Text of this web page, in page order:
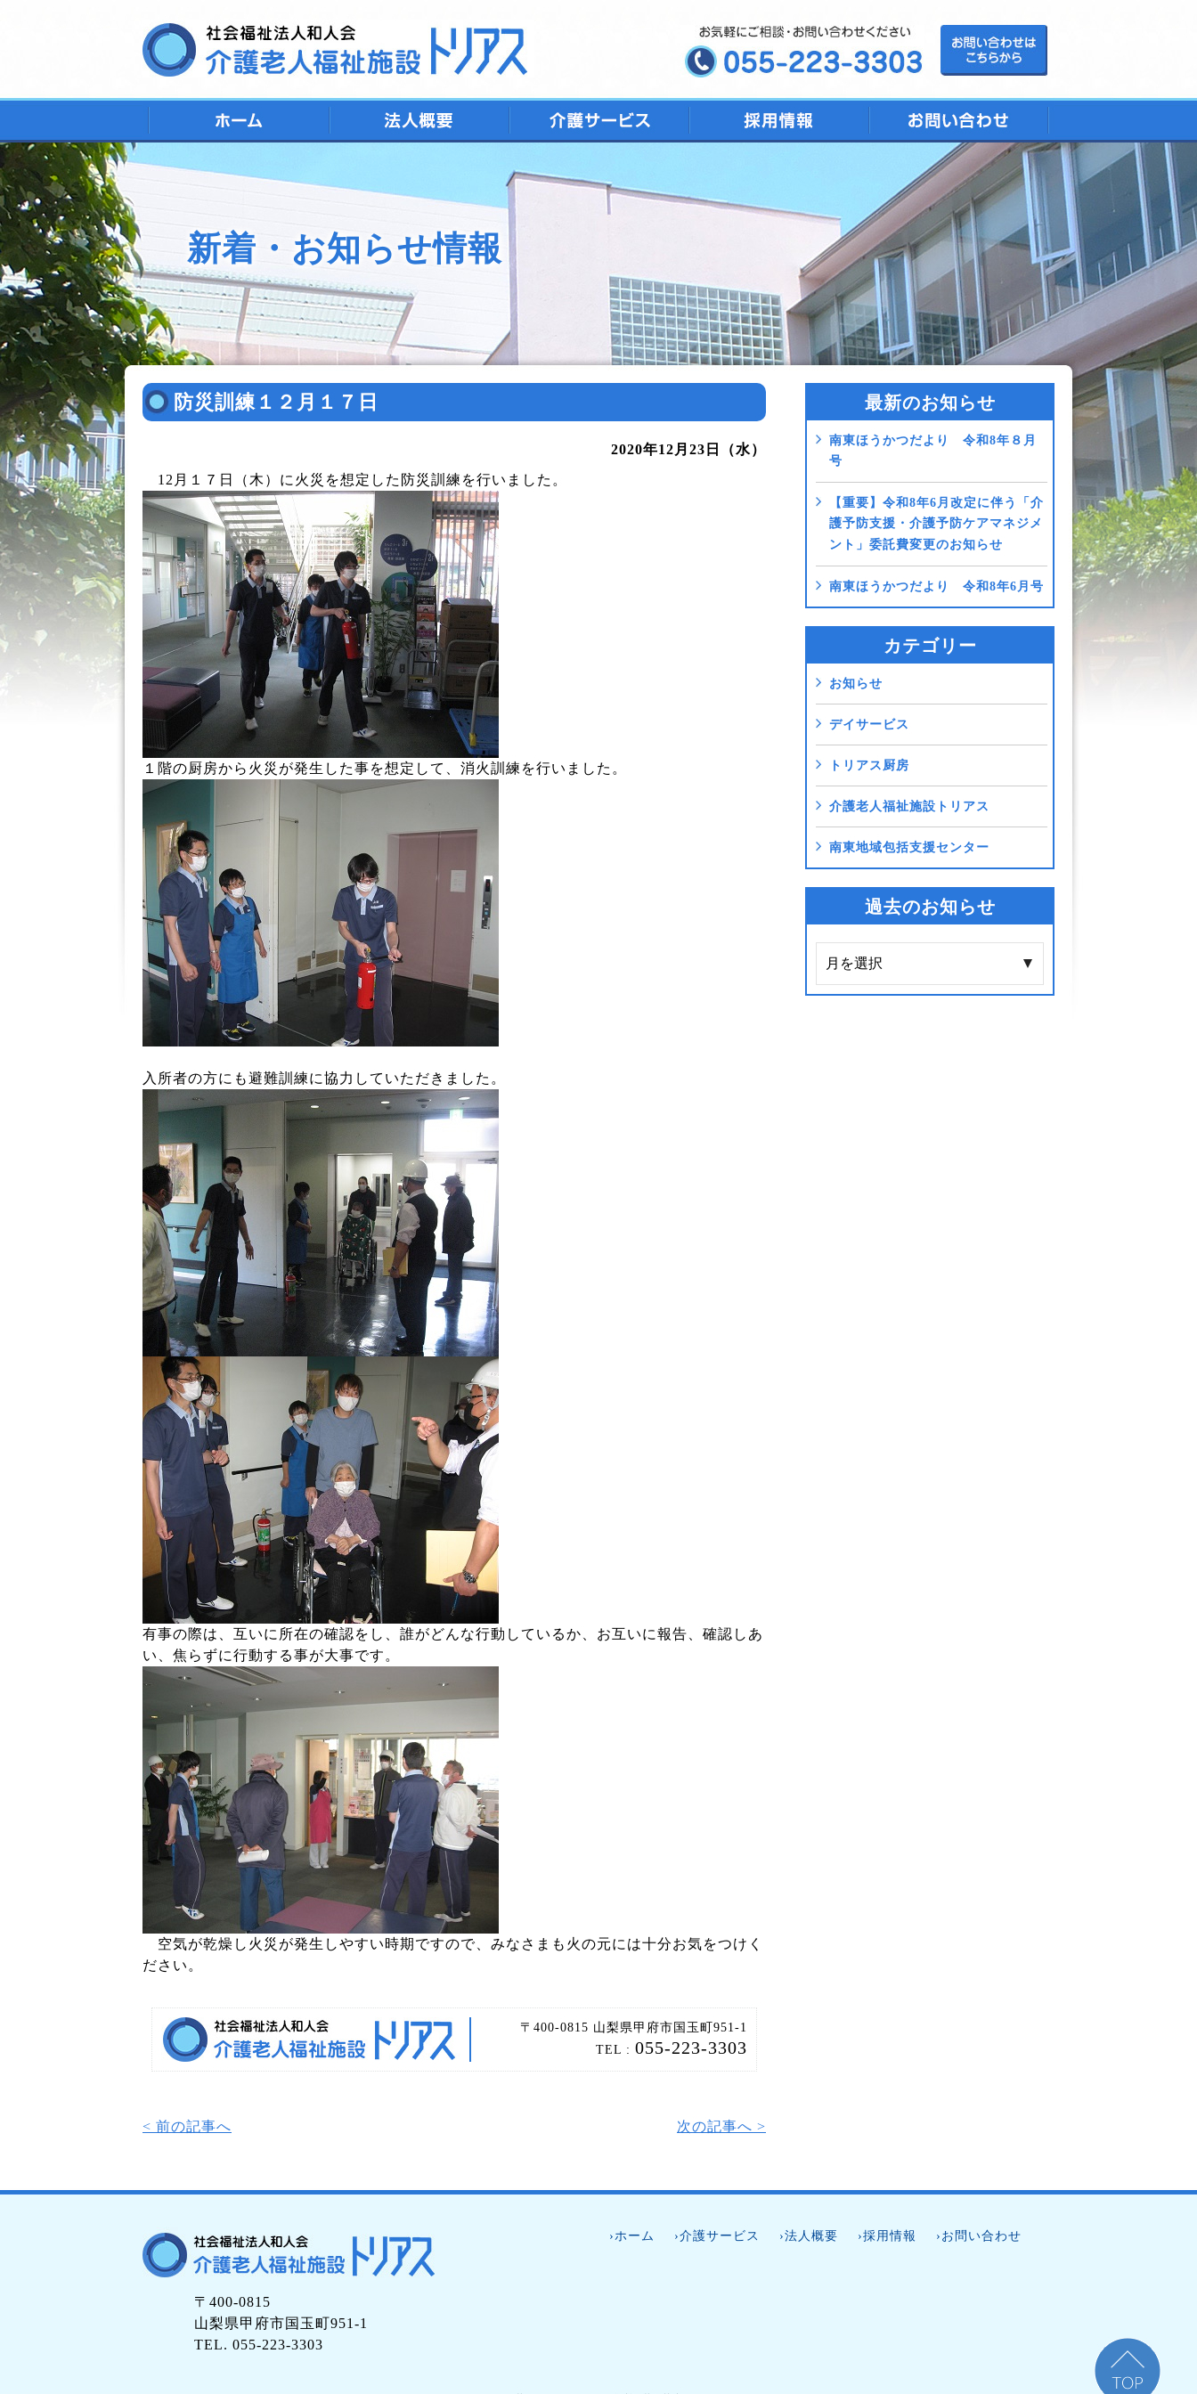
新着・お知らせ情報
防災訓練１２月１７日
2020年12月23日（水）
12月１７日（木）に火災を想定した防災訓練を行いました。
１階の厨房から火災が発生した事を想定して、消火訓練を行いました。
入所者の方にも避難訓練に協力していただきました。
有事の際は、互いに所在の確認をし、誰がどんな行動しているか、お互いに報告、確認しあ
い、焦らずに行動する事が大事です。
空気が乾燥し火災が発生しやすい時期ですので、みなさまも火の元には十分お気をつけく
ださい。
〒400-0815 山梨県甲府市国玉町951-1
TEL : 055-223-3303
< 前の記事へ 次の記事へ >
最新のお知らせ
南東ほうかつだより 令和8年８月
号
【重要】令和8年6月改定に伴う「介
護予防支援・介護予防ケアマネジメ
ント」委託費変更のお知らせ
南東ほうかつだより 令和8年6月号
カテゴリー
お知らせ
デイサービス
トリアス厨房
介護老人福祉施設トリアス
南東地域包括支援センター
過去のお知らせ
›ホーム ›介護サービス ›法人概要 ›採用情報 ›お問い合わせ
〒400-0815
山梨県甲府市国玉町951-1
TEL. 055-223-3303